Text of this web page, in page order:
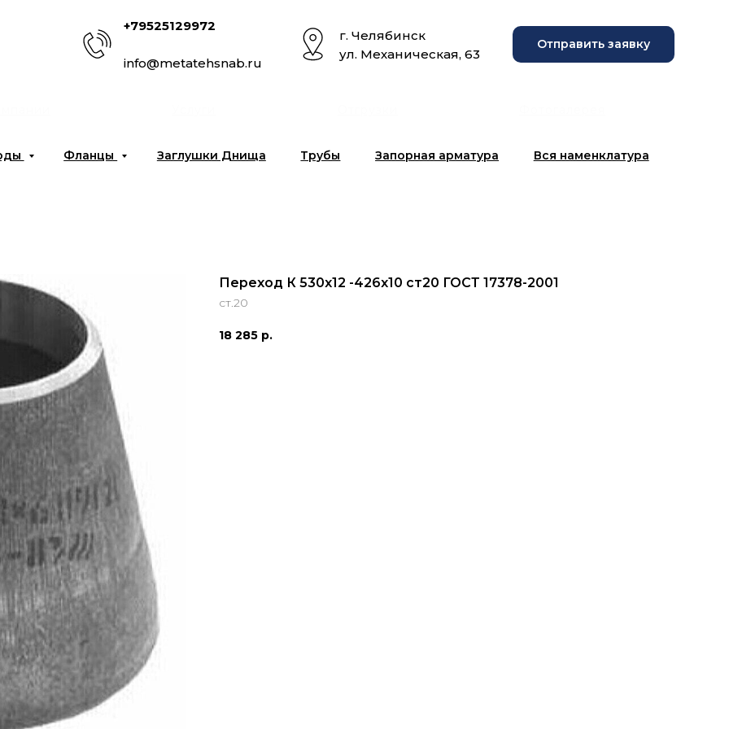
+79525129972
info@metatehsnab.ru
г. Челябинск
ул. Механическая, 63
Отправить заявку
Фланцы Заглушки Днища Трубы Запорная арматура Вся наменклатура
Переход К 530х12 -426х10 ст20 ГОСТ 17378-2001
ст.20
18 285 р.